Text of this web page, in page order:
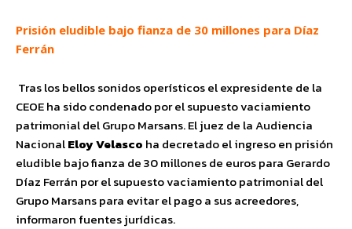
Prisión eludible bajo fianza de 30 millones para Díaz
Ferrán
Tras los bellos sonidos operísticos el expresidente de la
CEOE ha sido condenado por el supuesto vaciamiento
patrimonial del Grupo Marsans. El juez de la Audiencia
NacionalEloy Velasco ha decretado el ingreso en prisión
eludible bajo fianza de 30 millones de euros para Gerardo
Díaz Ferrán por el supuesto vaciamiento patrimonial del
Grupo Marsans para evitar el pago a sus acreedores,
informaron fuentes jurídicas.